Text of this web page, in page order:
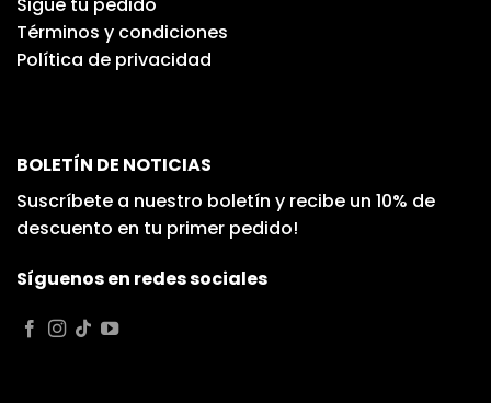
Sigue tu pedido
Términos y condiciones
Política de privacidad
BOLETÍN DE NOTICIAS
Suscríbete a nuestro boletín y recibe un 10% de
descuento en tu primer pedido!
Síguenos en redes sociales